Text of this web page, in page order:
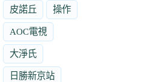
皮諾丘 操作
AOC電視
大淨氏
日勝新京站